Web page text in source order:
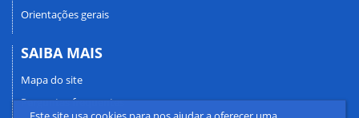
Orientações gerais
SAIBA MAIS
Mapa do site
Perguntas frequentes